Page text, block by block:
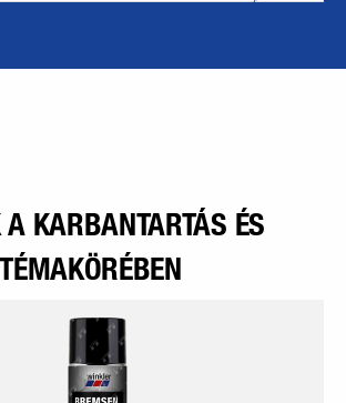
KARBANTARTÁS ÉS